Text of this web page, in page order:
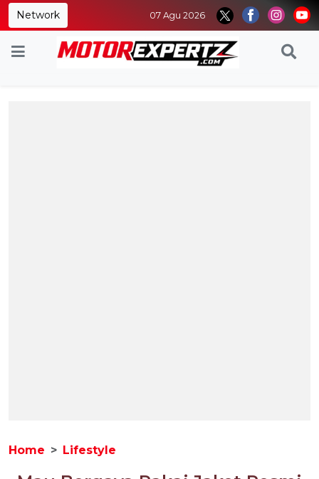
Network 07 Agu 2026
Home Lifestyle